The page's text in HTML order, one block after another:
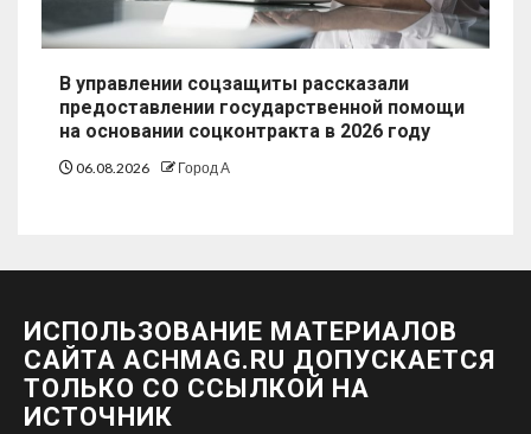
В управлении соцзащиты рассказали
предоставлении государственной помощи
на основании соцконтракта в 2026 году
06.08.2026 Город А
ИСПОЛЬЗОВАНИЕ МАТЕРИАЛОВ
САЙТА ACHMAG.RU ДОПУСКАЕТСЯ
ТОЛЬКО СО ССЫЛКОЙ НА
ИСТОЧНИК